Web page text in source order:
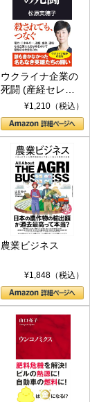
ウクライナ企業の
死闘 (産経セレク
ト S 039)¥1,210（税込）
農業ビジネス
¥1,848（税込）